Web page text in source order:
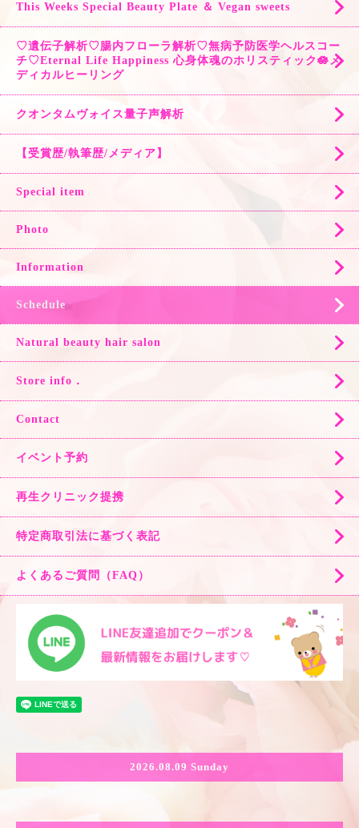
This Weeks Special Beauty Plate ＆ Vegan sweets
♡遺伝子解析♡腸内フローラ解析♡無病予防医学ヘルスコー
チ♡Eternal Life Happiness 心身体魂のホリスティック🪷メ
ディカルヒーリング
クオンタムヴォイス量子声解析
【受賞歴/執筆歴/メディア】
Special item
Photo
Information
Schedule
Natural beauty hair salon
Store info．
Contact
イベント予約
再生クリニック提携
特定商取引法に基づく表記
よくあるご質問（FAQ）
2026.08.09 Sunday